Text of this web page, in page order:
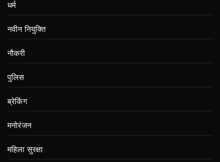
धर्म
नवीन नियुक्ति
नौकरी
पुलिस
ब्रेकिंग
मनोरंजन
महिला सुरक्षा